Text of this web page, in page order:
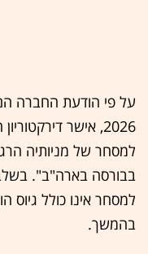
2026, אישר
למסחר של מניותיה
בבורסה בארה"ב".
למסחר אינו כולל גיוס
בהמשך.